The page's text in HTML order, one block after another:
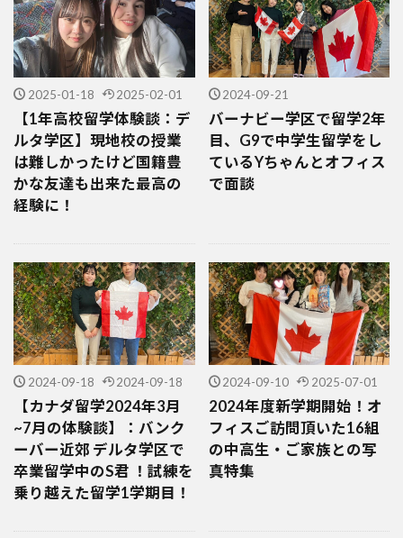
2025-01-18 2025-02-01
【1年高校留学体験談：デ
ルタ学区】現地校の授業
は難しかったけど国籍豊
かな友達も出来た最高の
経験に！
2024-09-21
バーナビー学区で留学2年
目、G9で中学生留学をし
ているYちゃんとオフィス
で面談
2024-09-18 2024-09-18
【カナダ留学2024年3月
~7月の体験談】：バンク
ーバー近郊 デルタ学区で
卒業留学中のS君 ！試練を
乗り越えた留学1学期目！
2024-09-10 2025-07-01
2024年度新学期開始！オ
フィスご訪問頂いた16組
の中高生・ご家族との写
真特集